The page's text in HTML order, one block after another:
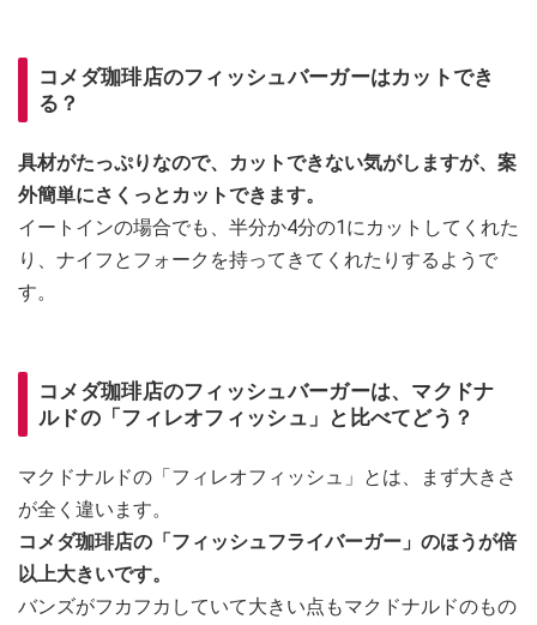
コメダ珈琲店のフィッシュバーガーはカットでき
る？
具材がたっぷりなので、カットできない気がしますが、案
外簡単にさくっとカットできます。
イートインの場合でも、半分か4分の1にカットしてくれた
り、ナイフとフォークを持ってきてくれたりするようで
す。
コメダ珈琲店のフィッシュバーガーは、マクドナ
ルドの「フィレオフィッシュ」と比べてどう？
マクドナルドの「フィレオフィッシュ」とは、まず大きさ
が全く違います。
コメダ珈琲店の「フィッシュフライバーガー」のほうが倍
以上大きいです。
バンズがフカフカしていて大きい点もマクドナルドのもの